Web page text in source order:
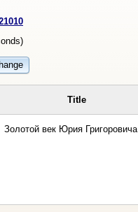
Title
Золотой век Юрия Григоровича